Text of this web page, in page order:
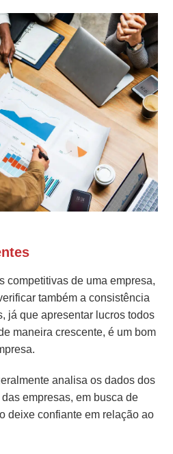
competitivas de uma empresa,
também a consistência
já que apresentar lucros todos
maneira crescente, é um bom
analisa os dados dos
empresas, em busca de
deixe confiante em relação ao